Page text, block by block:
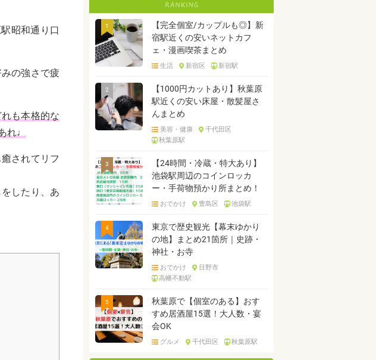
昭和通り口
の強さで疲
も本格的な
れ♩
されてリフ
したり、あ
1
【完全個室/カップルも◎】新
宿駅近くの安いネットカフ
ェ・漫画喫茶まとめ
生活 新宿区 新宿駅
2
【1000円カットあり】秋葉原
駅近くの安い床屋・散髪屋さ
んまとめ
美容・健康
千代田区
秋葉原駅
3
【24時間・冷蔵・特大あり】
池袋駅周辺のコインロッカ
ー・手荷物預かり所まとめ！
おでかけ 豊島区 池袋駅
4
東京で歴史観光【幕末ゆかり
の地】まとめ21箇所｜史跡・
神社・お寺
おでかけ
日野市
高幡不動駅
5
秋葉原で【個室のある】おす
すめ居酒屋15選！大人数・宴
会OK
グルメ 千代田区 秋葉原駅